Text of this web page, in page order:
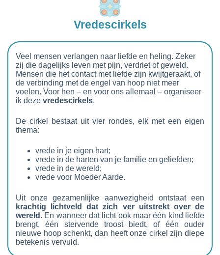
Vredescirkels
Veel mensen verlangen naar liefde en heling. Zeker
zij die dagelijks leven met pijn, verdriet of geweld.
Mensen die het contact met liefde zijn kwijtgeraakt, of
de verbinding met de engel van hoop niet meer
voelen. Voor hen – en voor ons allemaal – organiseer
ik deze vredescirkels.
De cirkel bestaat uit vier rondes, elk met een eigen
thema:
vrede in je eigen hart;
vrede in de harten van je familie en geliefden;
vrede in de wereld;
vrede voor Moeder Aarde.
Uit onze gezamenlijke aanwezigheid ontstaat een
krachtig lichtveld dat zich ver uitstrekt over de
wereld . En wanneer dat licht ook maar één kind liefde
brengt, één stervende troost biedt, of één ouder
nieuwe hoop schenkt, dan heeft onze cirkel zijn diepe
betekenis vervuld.